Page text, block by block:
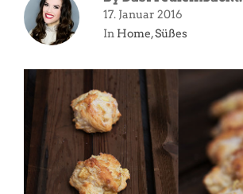
17. Januar 2016
In Home,Süßes